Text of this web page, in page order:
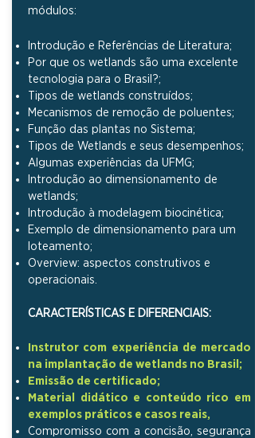
módulos:
Introdução e Referências de Literatura;
Por que os wetlands são uma excelente
tecnologia para o Brasil?;
Tipos de wetlands construídos;
Mecanismos de remoção de poluentes;
Função das plantas no Sistema;
Tipos de Wetlands e seus desempenhos;
Algumas experiências da UFMG;
Introdução ao dimensionamento de
wetlands;
Introdução à modelagem biocinética;
Exemplo de dimensionamento para um
loteamento;
Overview: aspectos construtivos e
operacionais.
CARACTERÍSTICAS E DIFERENCIAIS:
Instrutor com experiência de mercado
na implantação de wetlands no Brasil;
Emissão de certificado;
Material didático e conteúdo rico em
exemplos práticos e casos reais,
Compromisso com a concisão, segurança